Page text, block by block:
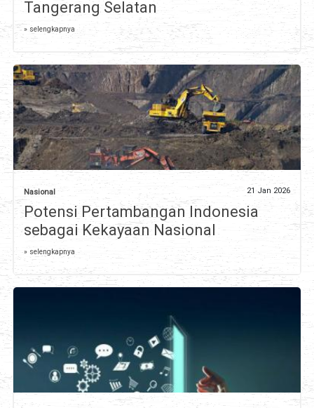
Tangerang Selatan
» selengkapnya
Nasional 21 Jan 2026
Potensi Pertambangan Indonesia
sebagai Kekayaan Nasional
» selengkapnya